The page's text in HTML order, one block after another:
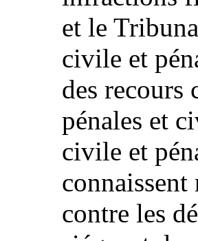
et le
civile et
des recours
pénales et
civile et
connaissent
contre les